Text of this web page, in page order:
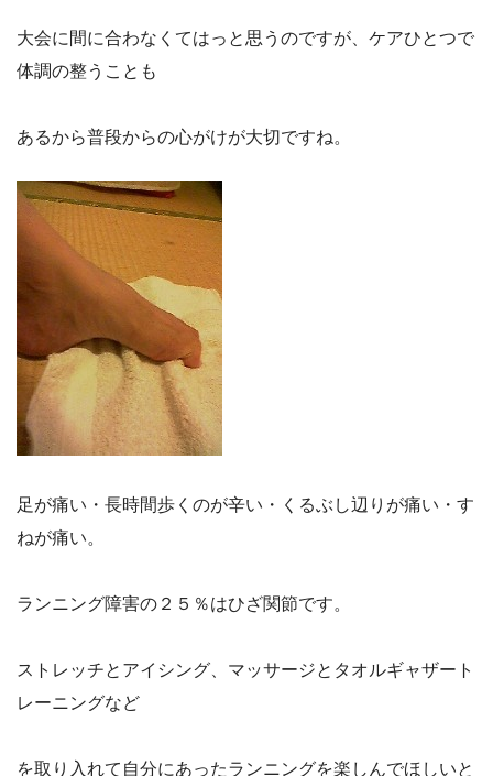
大会に間に合わなくてはっと思うのですが、ケアひとつで
体調の整うことも
あるから普段からの心がけが大切ですね。
足が痛い・長時間歩くのが辛い・くるぶし辺りが痛い・す
ねが痛い。
ランニング障害の２５％はひざ関節です。
ストレッチとアイシング、マッサージとタオルギャザート
レーニングなど
を取り入れて自分にあったランニングを楽しんでほしいと